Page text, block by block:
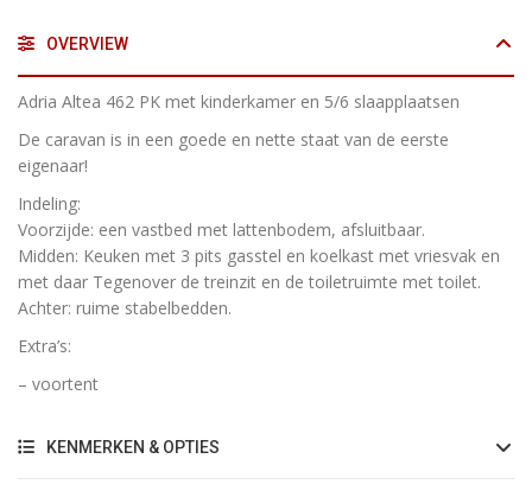
OVERVIEW
Adria Altea 462 PK met kinderkamer en 5/6 slaapplaatsen
De caravan is in een goede en nette staat van de eerste
eigenaar!
Indeling:
Voorzijde: een vastbed met lattenbodem, afsluitbaar.
Midden: Keuken met 3 pits gasstel en koelkast met vriesvak en
met daar Tegenover de treinzit en de toiletruimte met toilet.
Achter: ruime stabelbedden.
Extra’s:
– voortent
KENMERKEN & OPTIES